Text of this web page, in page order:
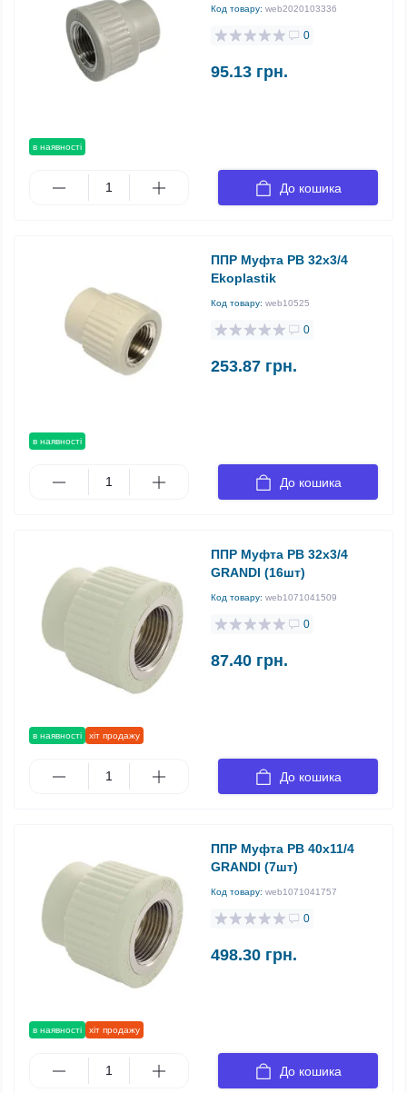
в наявності
Код товару: web2020103336
0
95.13 грн.
До кошика
в наявності
ППР Муфта РВ 32х3/4
Ekoplastik
Код товару: web10525
0
253.87 грн.
До кошика
в наявності хіт продажу
ППР Муфта РВ 32х3/4
GRANDI (16шт)
Код товару: web1071041509
0
87.40 грн.
До кошика
в наявності хіт продажу
ППР Муфта РВ 40х11/4
GRANDI (7шт)
Код товару: web1071041757
0
498.30 грн.
До кошика